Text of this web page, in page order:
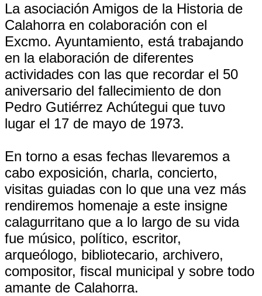
La asociación Amigos de la Historia de
Calahorra en colaboración con el
Excmo. Ayuntamiento, está trabajando
en la elaboración de diferentes
actividades con las que recordar el 50
aniversario del fallecimiento de don
Pedro Gutiérrez Achútegui que tuvo
lugar el 17 de mayo de 1973.
En torno a esas fechas llevaremos a
cabo exposición, charla, concierto,
visitas guiadas con lo que una vez más
rendiremos homenaje a este insigne
calagurritano que a lo largo de su vida
fue músico, político, escritor,
arqueólogo, bibliotecario, archivero,
compositor, fiscal municipal y sobre todo
amante de Calahorra.